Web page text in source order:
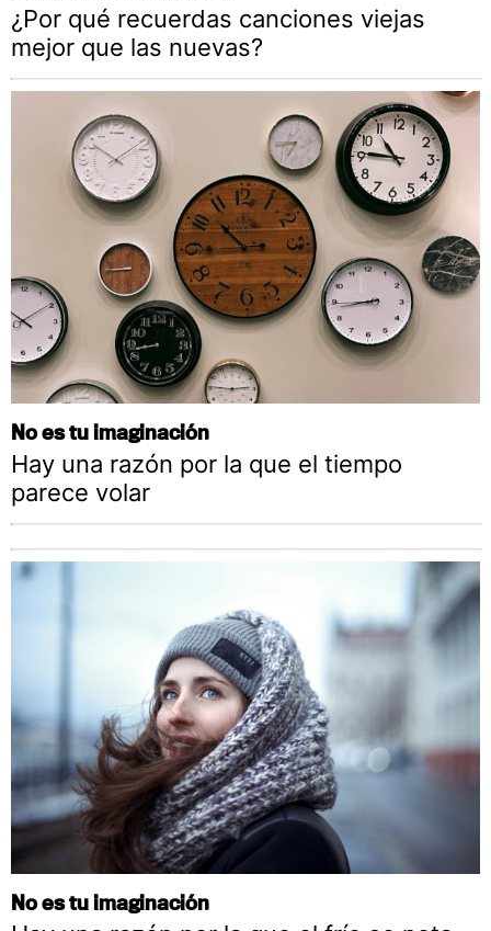
¿Por qué recuerdas canciones viejas
mejor que las nuevas?
No es tu imaginación
Hay una razón por la que el tiempo
parece volar
No es tu imaginación